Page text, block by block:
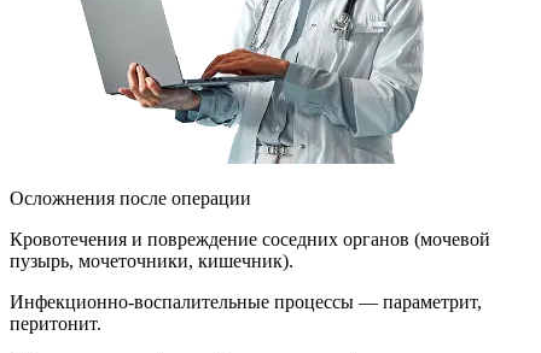
Осложнения после операции
Кровотечения и повреждение соседних органов (мочевой
пузырь, мочеточники, кишечник).
Инфекционно-воспалительные процессы — параметрит,
перитонит.